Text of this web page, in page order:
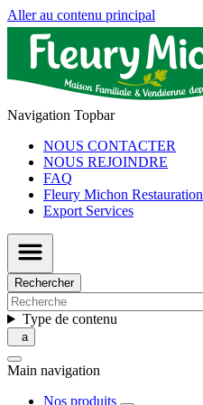
Aller au contenu principal
Navigation Topbar
NOUS CONTACTER
NOUS REJOINDRE
FAQ
Fleury Michon Restauration
Export Services
Rechercher
Type de contenu
Main navigation
Nos produits